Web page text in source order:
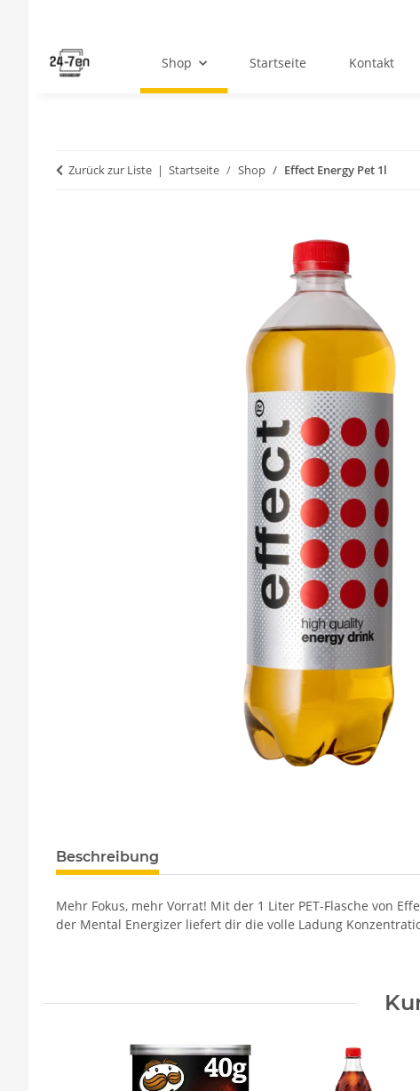
Shop Startseite Kontakt
Zurück zur Liste Startseite Shop Effect Energy Pet 1l
Beschreibung
Mehr Fokus, mehr Vorrat! Mit der 1 Liter PET-Flasche von
der Mental Energizer liefert dir die volle Ladung